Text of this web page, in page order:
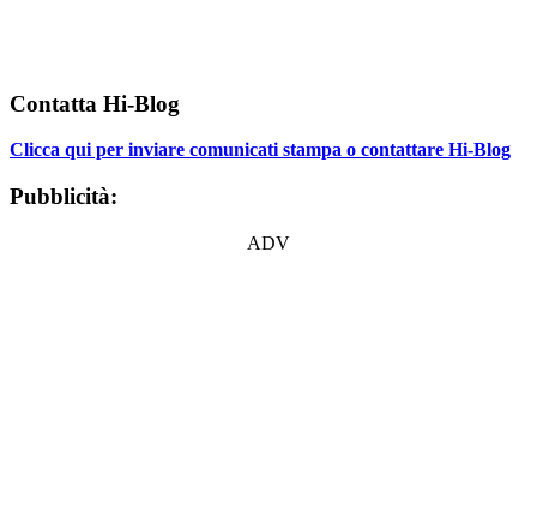
Contatta Hi-Blog
Clicca qui per inviare comunicati stampa o contattare Hi-Blog
Pubblicità:
ADV